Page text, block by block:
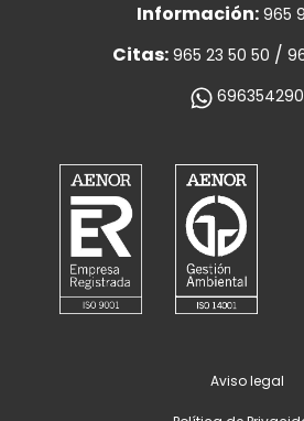
Información: 965
Citas: 965 23 50 50 /
696354290
Aviso legal